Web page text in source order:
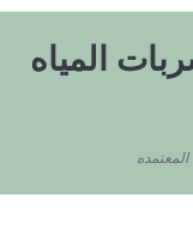
المياه